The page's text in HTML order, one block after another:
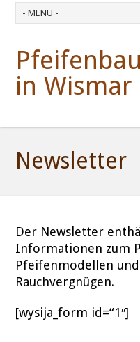
in Wismar
Newsletter
Der Newsletter
Informationen zum
Pfeifenmodellen
Rauchvergnügen.
[wysija_form id=“1″]